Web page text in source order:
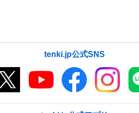
tenki.jp公式SNS